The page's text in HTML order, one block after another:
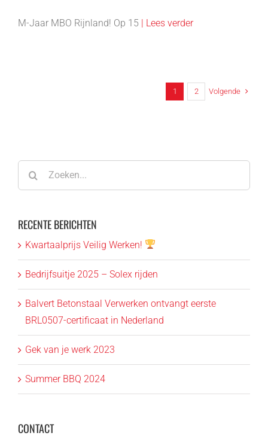
M-Jaar MBO Rijnland! Op 15 | Lees verder
1 2 Volgende
RECENTE BERICHTEN
Kwartaalprijs Veilig Werken!
Bedrijfsuitje 2025 – Solex rijden
Balvert Betonstaal Verwerken ontvangt eerste
BRL0507-certificaat in Nederland
Gek van je werk 2023
Summer BBQ 2024
CONTACT